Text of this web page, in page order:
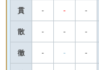
貫 - - -
散 - - -
徹 - - -